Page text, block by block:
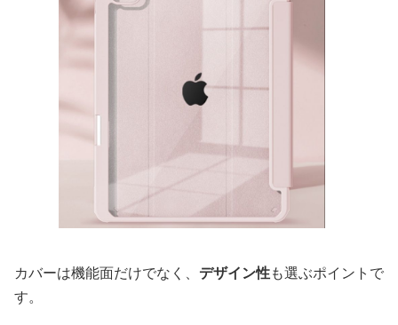
カバーは機能面だけでなく、 デザイン性も選ぶポイントで
す。